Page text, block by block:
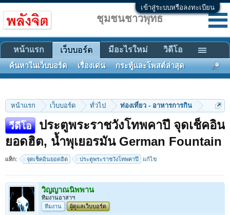
เข้าสู่ระบบหรือลงทะเบียน
หน้าแรก เว็บบอร์ด ทั่วไป ท่องเที่ยว - อาหารการกิน
วีดีโอ
ประตูพระราชวังโทพคาปึ จุดเช็คอิน
ยอดฮิต, น้ำพุเยอรมัน German Fountain
แท็ก: จุดเช็คอินยอดฮิต ประตูพระราชวังโทพคาปึ แก้ไข
วิญญาณนิพพาน
ทีมงานอาสาฯ
ทีมงาน
ผู้ดูแลเว็บบอร์ด
ชุมชนชาวพุทธ
หน้าแรก เว็บบอร์ด
ค้นหาในเว็บบอร์ด เรื่องเด่น กระทู้และโพสต์ล่าสุด
มีอะไรใหม่ วิดีโอ